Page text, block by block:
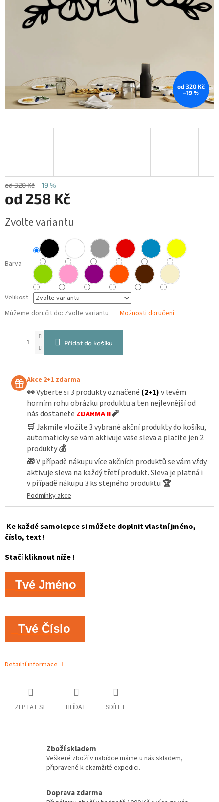
od 320 Kč
–19 %
od 320 Kč –19 %
od 258 Kč
cena:
Zvolte variantu
Barva
Velikost
Můžeme doručit do: Zvolte variantu Možnosti doručení
Přidat do košíku
Akce 2+1 zdarma
👀Vyberte si 3 produkty označené (2+1)v levém
horním rohu obrázku produktu a ten nejlevnější od
nás dostanete ZDARMA !!🧨
🛒Jakmile vložíte 3 vybrané akční produkty do košíku,
automaticky se vám aktivuje vaše sleva a platíte jen 2
produkty💰
🎁V případě nákupu více akčních produktů se vám vždy
aktivuje sleva na každý třetí produkt. Sleva je platná i
v případě nákupu 3 ks stejného produktu 🏆
Podmínky akce
Ke každé samolepce si můžete doplnit vlastní jméno,
číslo, text !
Stačí kliknout níže !
Tvé Jméno
Tvé Číslo
Detailní informace
ZEPTAT SE HLÍDAT SDÍLET
Zboží skladem
Veškeré zboží v nabídce máme u nás skladem,
připravené k okamžité expedici.
Doprava zdarma